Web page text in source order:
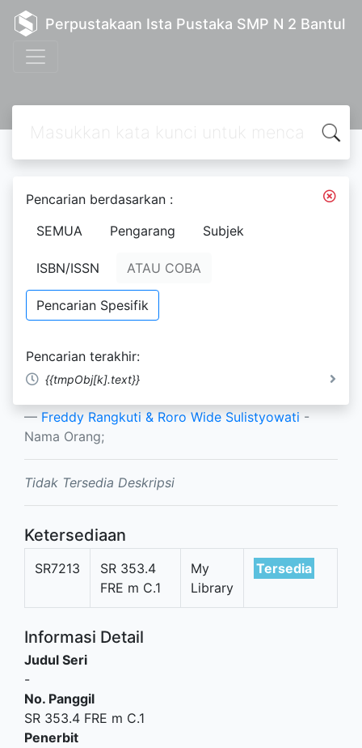
Perpustakaan Ista Pustaka SMP N 2 Bantul
Pencarian berdasarkan :
SEMUA
Pengarang Subjek
ISBN/ISSN ATAU COBA
Pencarian Spesifik
Pencarian terakhir:
{{tmpObj[k].text}}
Text
Practice Compliance Integrity
Development
Freddy Rangkuti & Roro Wide Sulistyowati -
Nama Orang;
Tidak Tersedia Deskripsi
Ketersediaan
SR7213
SR 353.4
FRE m C.1
My
Library
Tersedia
Informasi Detail
Judul Seri
-
No. Panggil
SR 353.4 FRE m C.1
Penerbit